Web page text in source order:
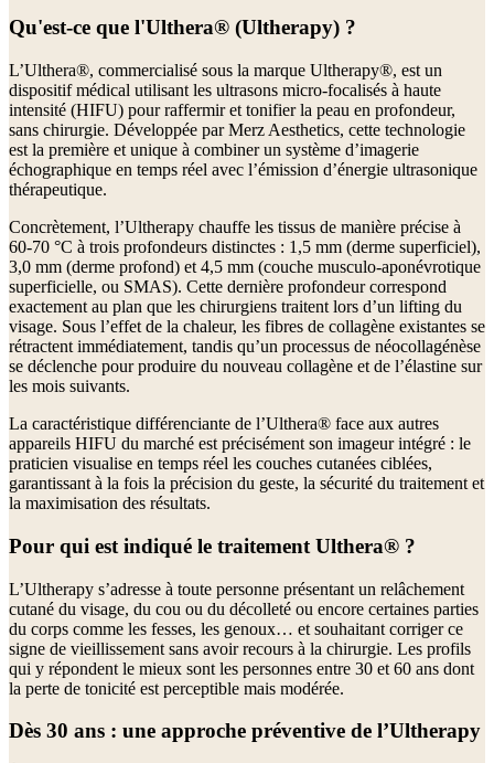
Qu'est-ce que l'Ulthera® (Ultherapy) ?
L’Ulthera®, commercialisé sous la marque Ultherapy®, est un
dispositif médical utilisant les ultrasons micro-focalisés à haute
intensité (HIFU) pour raffermir et tonifier la peau en profondeur,
sans chirurgie. Développée par Merz Aesthetics, cette technologie
est la première et unique à combiner un système d’imagerie
échographique en temps réel avec l’émission d’énergie ultrasonique
thérapeutique.
Concrètement, l’Ultherapy chauffe les tissus de manière précise à
60-70 °C à trois profondeurs distinctes : 1,5 mm (derme superficiel),
3,0 mm (derme profond) et 4,5 mm (couche musculo-aponévrotique
superficielle, ou SMAS). Cette dernière profondeur correspond
exactement au plan que les chirurgiens traitent lors d’un lifting du
visage. Sous l’effet de la chaleur, les fibres de collagène existantes se
rétractent immédiatement, tandis qu’un processus de néocollagénèse
se déclenche pour produire du nouveau collagène et de l’élastine sur
les mois suivants.
La caractéristique différenciante de l’Ulthera® face aux autres
appareils HIFU du marché est précisément son imageur intégré : le
praticien visualise en temps réel les couches cutanées ciblées,
garantissant à la fois la précision du geste, la sécurité du traitement et
la maximisation des résultats.
Pour qui est indiqué le traitement Ulthera® ?
L’Ultherapy s’adresse à toute personne présentant un relâchement
cutané du visage, du cou ou du décolleté ou encore certaines parties
du corps comme les fesses, les genoux… et souhaitant corriger ce
signe de vieillissement sans avoir recours à la chirurgie. Les profils
qui y répondent le mieux sont les personnes entre 30 et 60 ans dont
la perte de tonicité est perceptible mais modérée.
Dès 30 ans : une approche préventive de l’Ultherapy